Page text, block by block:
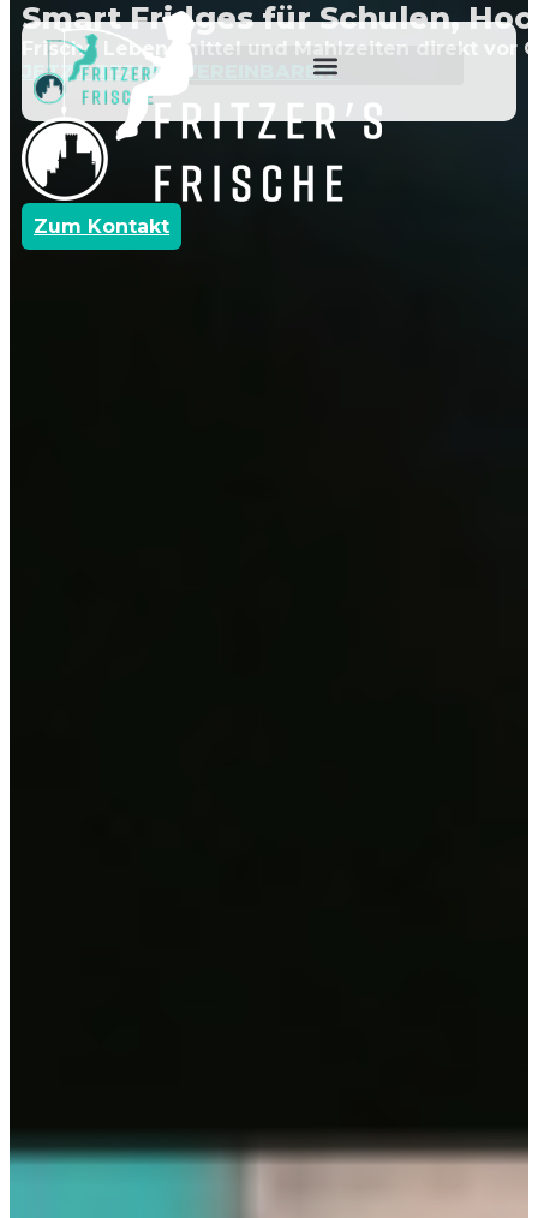
Zum Kontakt
Smart Fridges für Schulen,
Frische Lebensmittel und Mahlzeiten direkt vor
JETZT TERMIN VEREINBAREN